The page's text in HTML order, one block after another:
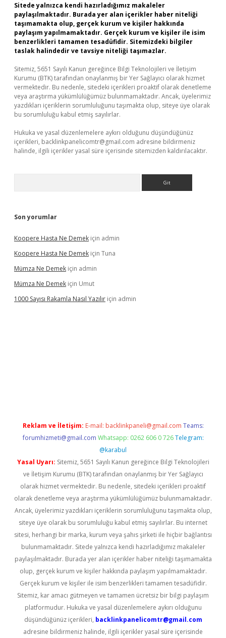
Sitede yalnızca kendi hazırladığımız makaleler
paylaşılmaktadır. Burada yer alan içerikler haber niteliği
taşımamakta olup, gerçek kurum ve kişiler hakkında
paylaşım yapılmamaktadır. Gerçek kurum ve kişiler ile isim
benzerlikleri tamamen tesadüfidir. Sitemizdeki bilgiler
taslak halindedir ve tavsiye niteliği taşımazlar.
Sitemiz, 5651 Sayılı Kanun gereğince Bilgi Teknolojileri ve İletişim
Kurumu (BTK) tarafından onaylanmış bir Yer Sağlayıcı olarak hizmet
vermektedir. Bu nedenle, sitedeki içerikleri proaktif olarak denetleme
veya araştırma yükümlülüğümüz bulunmamaktadır. Ancak, üyelerimiz
yazdıkları içeriklerin sorumluluğunu taşımakta olup, siteye üye olarak
bu sorumluluğu kabul etmiş sayılırlar.
Hukuka ve yasal düzenlemelere aykırı olduğunu düşündüğünüz
içerikleri, backlinkpanelicomtr@gmail.com adresine bildirmeniz
halinde, ilgili içerikler yasal süre içerisinde sitemizden kaldırılacaktır.
Son yorumlar
Koopere Hasta Ne Demek için admin
Koopere Hasta Ne Demek için Tuna
Mümza Ne Demek için admin
Mümza Ne Demek için Umut
1000 Sayısı Rakamla Nasıl Yazılır için admin
Reklam ve İletişim: E-mail: backlinkpaneli@gmail.com Teams:
forumhizmeti@gmail.com Whatsapp: 0262 606 0 726 Telegram:
@karabul
Yasal Uyarı: Sitemiz, 5651 Sayılı Kanun gereğince Bilgi Teknolojileri
ve İletişim Kurumu (BTK) tarafından onaylanmış bir Yer Sağlayıcı
olarak hizmet vermektedir. Bu nedenle, sitedeki içerikleri proaktif
olarak denetleme veya araştırma yükümlülüğümüz bulunmamaktadır.
Ancak, üyelerimiz yazdıkları içeriklerin sorumluluğunu taşımakta olup,
siteye üye olarak bu sorumluluğu kabul etmiş sayılırlar. Bu internet
sitesi, herhangi bir marka, kurum veya şahıs şirketi ile hiçbir bağlantısı
bulunmamaktadır. Sitede yalnızca kendi hazırladığımız makaleler
paylaşılmaktadır. Burada yer alan içerikler haber niteliği taşımamakta
olup, gerçek kurum ve kişiler hakkında paylaşım yapılmamaktadır.
Gerçek kurum ve kişiler ile isim benzerlikleri tamamen tesadüfidir.
Sitemiz, kar amacı gütmeyen ve tamamen ücretsiz bir bilgi paylaşım
platformudur. Hukuka ve yasal düzenlemelere aykırı olduğunu
düşündüğünüz içerikleri, backlinkpanelicomtr@gmail.com
adresine bildirmeniz halinde, ilgili içerikler yasal süre içerisinde